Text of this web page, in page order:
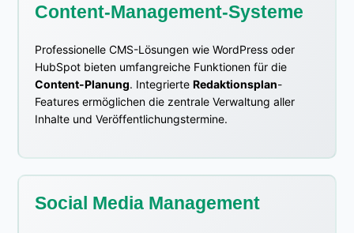
Content-Management-Systeme
Professionelle CMS-Lösungen wie WordPress oder
HubSpot bieten umfangreiche Funktionen für die
Content-Planung. IntegrierteRedaktionsplan-
Features ermöglichen die zentrale Verwaltung aller
Inhalte und Veröffentlichungstermine.
Social Media Management